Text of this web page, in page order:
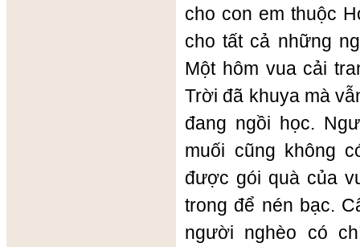
cho con em thuộc
cho tất cả những
Một hôm vua cải
Trời đã khuya mà
đang ngồi học.
muối cũng không
được gói quà của
trong để nén bạc.
người nghèo có